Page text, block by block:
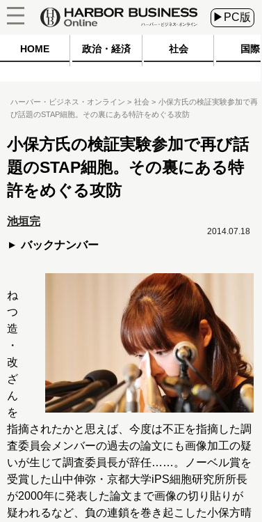
▶PC版
HOME 政治・経済 社会 国際
ハーバー・ビジネス・オンライン 社会
小保方氏の検証実験参加で再
び話題のSTAP細胞。その裏にある特許をめぐる攻防
小保方氏の検証実験参加で再び話
題のSTAP細胞。その裏にある特
許をめぐる攻防
池垣完
バックナンバー
2014.07.18
ね
つ
造
・
改
ざ
ん
を
指摘されたかと思えば、今度は不正を指摘した調
査委員会メンバーの過去の論文にも画像加工の疑
いが生じて調査委員長が辞任……。ノーベル賞を
受賞した山中伸弥・京都大学iPS細胞研究所所長
が2000年に発表した論文まで画像の切り貼りが
疑われるなど、負の連鎖を巻き起こした小保方晴